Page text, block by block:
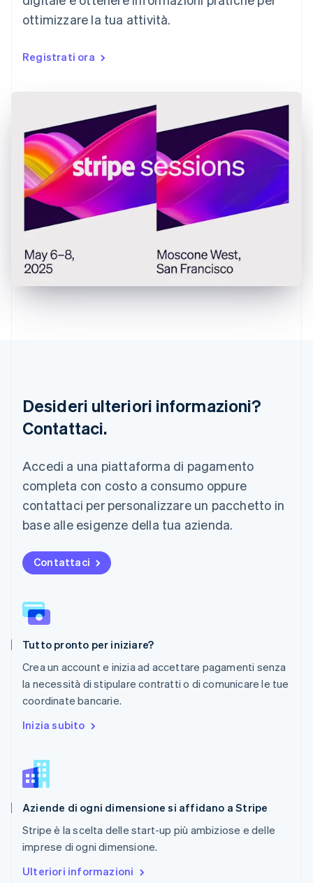
ottimizzare la tua attività.
Registrati ora
Desideri ulteriori informazioni?
Contattaci.
Accedi a una piattaforma di pagamento
completa con costo a consumo oppure
contattaci per personalizzare un pacchetto in
base alle esigenze della tua azienda.
Contattaci
Tutto pronto per iniziare?
Crea un account e inizia ad accettare pagamenti senza
la necessità di stipulare contratti o di comunicare le tue
coordinate bancarie.
Inizia subito
Aziende di ogni dimensione si affidano a Stripe
Stripe è la scelta delle start-up più ambiziose e delle
imprese di ogni dimensione.
Ulteriori informazioni
Estonia
English
EnglishSvenska
Giappone
日本語English
Gibilterra
English
Grecia
English
India
English
English
Italia
Malaysia
English简体中文
Malta
Messico
Español
Norvegia
English
Nuova Zelanda
Paesi Bassi
NederlandsEnglish
Polonia
Portogallo
Português
English简体中文
Regno Unito
Repubblica Ceca
English
Romania
English
Slovacchia
Slovenia
Spagna
Español English
EnglishEspañol简体中文